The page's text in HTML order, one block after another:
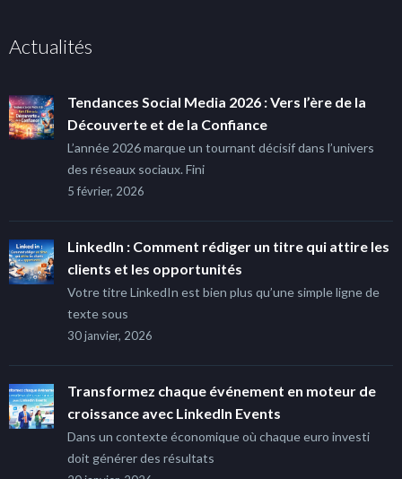
Actualités
Tendances Social Media 2026 : Vers l’ère de la
Découverte et de la Confiance
L’année 2026 marque un tournant décisif dans l’univers
des réseaux sociaux. Fini
5 février, 2026
LinkedIn : Comment rédiger un titre qui attire les
clients et les opportunités
Votre titre LinkedIn est bien plus qu’une simple ligne de
texte sous
30 janvier, 2026
Transformez chaque événement en moteur de
croissance avec LinkedIn Events
Dans un contexte économique où chaque euro investi
doit générer des résultats